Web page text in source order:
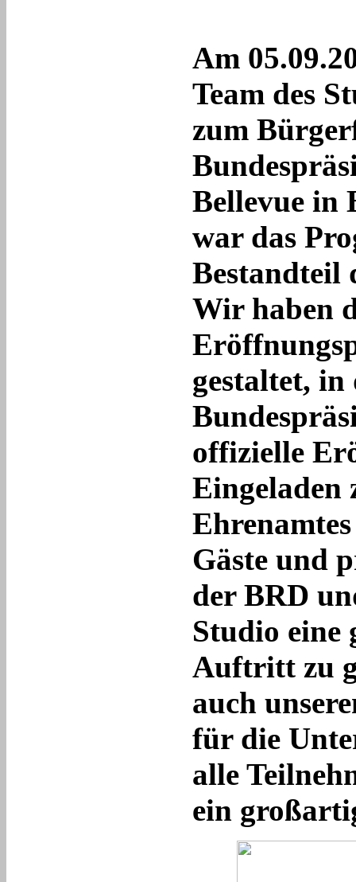
Am
Team des
zum
Bellevue in
war das
Bestandteil
Wir haben
gestaltet, in
offizielle
Eingeladen
Gäste und
der BRD
Studio eine
Auftritt zu
auch
für die
alle
ein